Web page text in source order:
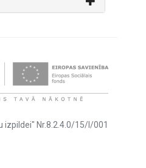
izpildei" Nr.8.2.4.0/15/I/001